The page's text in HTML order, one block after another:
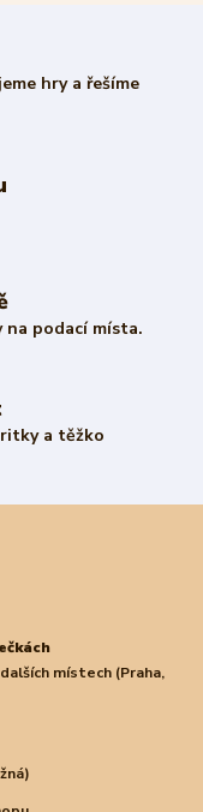
hry a řešíme
na podací místa.
a těžko
místech (Praha,